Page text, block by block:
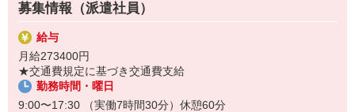
＜お仕事内容＞
◆HITでの集計業務
◆PowerPoint資料の作成
◆その他サポート業務
（お仕事番号：600117260901）
募集情報（派遣社員）
給与
月給273400円
★交通費規定に基づき交通費支給
勤務時間・曜日
9:00〜17:30 （実働7時間30分）休憩60分